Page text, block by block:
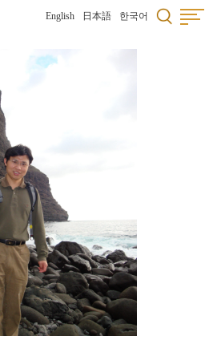
English 日本語 한국어